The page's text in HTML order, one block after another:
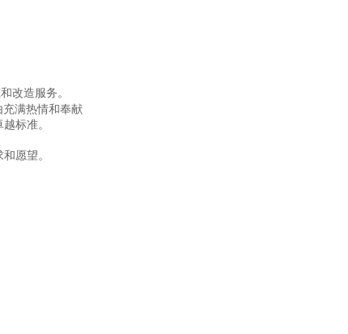
改造服务。
满热情和奉献
标准。
愿望。